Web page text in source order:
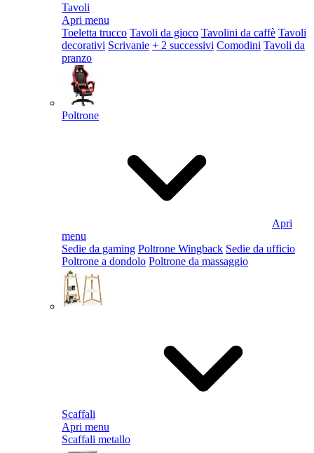
Tavoli
Apri menu
Toeletta trucco Tavoli da gioco Tavolini da caffè Tavoli
decorativi Scrivanie + 2 successivi Comodini Tavoli da
pranzo
Poltrone
Apri
menu
Sedie da gaming Poltrone Wingback Sedie da ufficio
Poltrone a dondolo Poltrone da massaggio
Scaffali
Apri menu
Scaffali metallo